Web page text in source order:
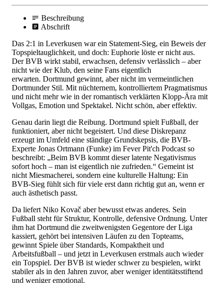
Beschreibung
Abschrift
Das 2:1 in Leverkusen war ein Statement-Sieg, ein Beweis der
Topspieltauglichkeit, und doch: Euphorie löste er nicht aus.
Der BVB wirkt stabil, erwachsen, defensiv verlässlich – aber
nicht wie der Klub, den seine Fans eigentlich
erwarten. Dortmund gewinnt, aber nicht im vermeintlichen
Dortmunder Stil. Mit nüchternem, kontrolliertem Pragmatismus
und nicht mehr wie in der romantisch verklärten Klopp-Ära mit
Vollgas, Emotion und Spektakel. Nicht schön, aber effektiv.
Genau darin liegt die Reibung. Dortmund spielt Fußball, der
funktioniert, aber nicht begeistert. Und diese Diskrepanz
erzeugt im Umfeld eine ständige Grundskepsis, die BVB-
Experte Jonas Ortmann (Funke) im Fever Pit'ch Podcast so
beschreibt: „Beim BVB kommt dieser latente Negativismus
sofort hoch – man ist eigentlich nie zufrieden.“ Gemeint ist
nicht Miesmacherei, sondern eine kulturelle Haltung: Ein
BVB-Sieg fühlt sich für viele erst dann richtig gut an, wenn er
auch ästhetisch passt.
Da liefert Niko Kovač aber bewusst etwas anderes. Sein
Fußball steht für Struktur, Kontrolle, defensive Ordnung. Unter
ihm hat Dortmund die zweitwenigsten Gegentore der Liga
kassiert, gehört bei intensiven Läufen zu den Topteams,
gewinnt Spiele über Standards, Kompaktheit und
Arbeitsfußball – und jetzt in Leverkusen erstmals auch wieder
ein Topspiel. Der BVB ist wieder schwer zu bespielen, wirkt
stabiler als in den Jahren zuvor, aber weniger identitätsstiftend
und weniger emotional.